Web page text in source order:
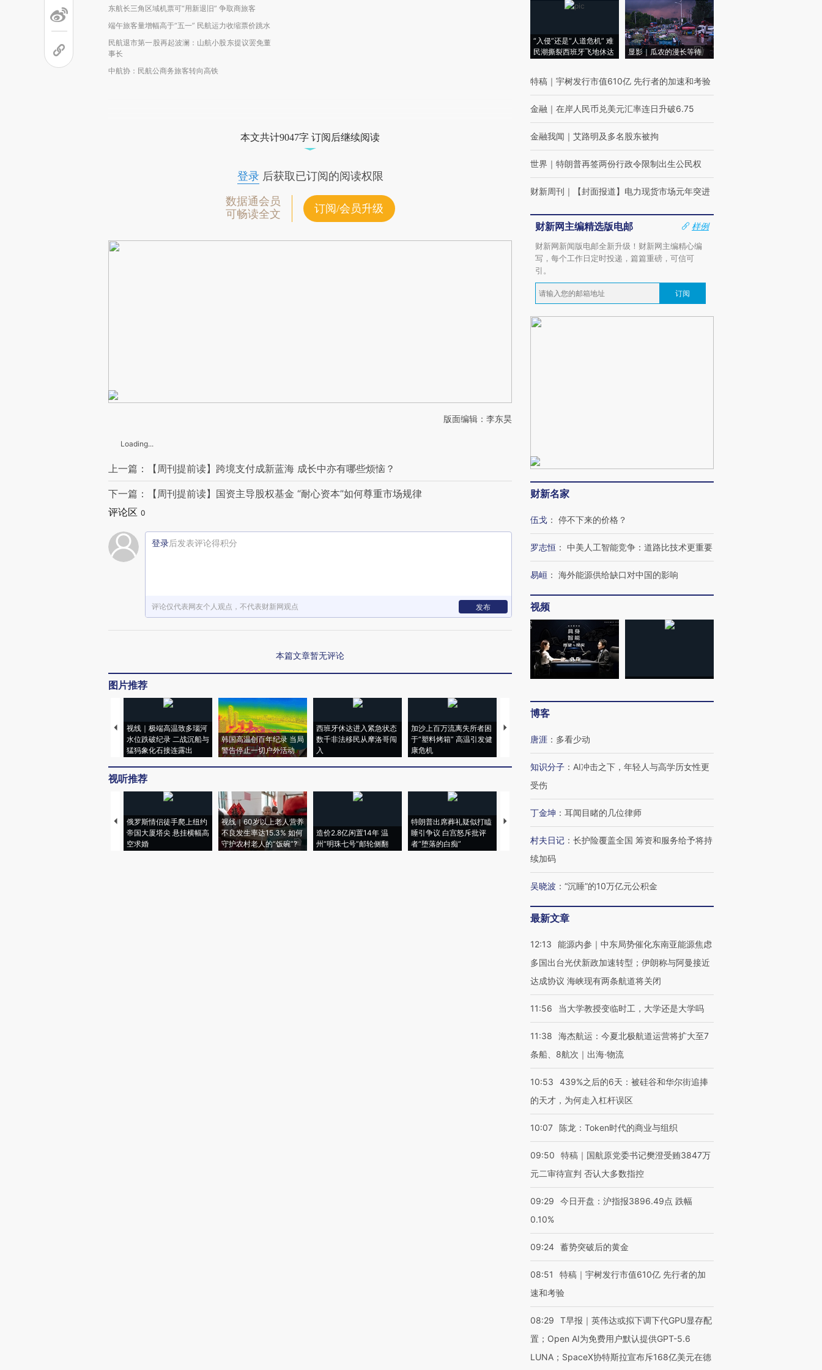
东航长三角区域机票可“用新退旧” 争取商旅客
端午旅客量增幅高于“五一” 民航运力收缩票价跳水
民航退市第一股再起波澜：山航小股东提议罢免董
事长
中航协：民航公商务旅客转向高铁
本文共计9047字 订阅后继续阅读
登录后获取已订阅的阅读权限
数据通会员
可畅读全文
订阅/会员升级
版面编辑：李东昊
Loading...
上一篇：【周刊提前读】跨境支付成新蓝海 成长中亦有哪些烦恼？
下一篇：【周刊提前读】国资主导股权基金 “耐心资本”如何尊重市场规律
评论区 0
登录后发表评论得积分
评论仅代表网友个人观点，不代表财新网观点 发布
本篇文章暂无评论
图片推荐
视线｜极端高温致多瑙河
水位跌破纪录 二战沉船与
猛犸象化石接连露出
韩国高温创百年纪录 当局
警告停止一切户外活动
西班牙休达进入紧急状态
数千非法移民从摩洛哥闯
入
加沙上百万流离失所者困
于“塑料烤箱” 高温引发健
康危机
视线｜HYROX的吸金
术：是什么让中产们甘
视听推荐
俄罗斯情侣徒手爬上纽约
帝国大厦塔尖 悬挂横幅高
空求婚
视线｜60岁以上老人营养
不良发生率达15.3% 如何
守护农村老人的“饭碗”?
造价2.8亿闲置14年 温
州“明珠七号”邮轮侧翻
特朗普出席葬礼疑似打瞌
睡引争议 白宫怒斥批评
者“堕落的白痴”
视线｜全球最热百城独占
阿根廷3-0阿尔及利亚
兹奖得主的“非天才”拼图
“入侵”还是“人道危机” 难
民潮撕裂西班牙飞地休达
显影｜瓜农的漫长等待
特稿 ｜ 宇树发行市值610亿 先行者的加速和考验
金融 ｜ 在岸人民币兑美元汇率连日升破6.75
金融我闻 ｜ 艾路明及多名股东被拘
世界 ｜ 特朗普再签两份行政令限制出生公民权
财新周刊 ｜ 【封面报道】电力现货市场元年突进
财新网主编精选版电邮
样例
财新网新闻版电邮全新升级！财新网主编精心编
写，每个工作日定时投递，篇篇重磅，可信可
引。
订阅
财新名家
伍戈 ： 停不下来的价格？
罗志恒 ： 中美人工智能竞争：道路比技术更重要
易峘 ： 海外能源供给缺口对中国的影响
视频
博客
唐涯 ： 多看少动
知识分子 ： AI冲击之下，年轻人与高学历女性更
受伤
丁金坤 ： 耳闻目睹的几位律师
村夫日记 ： 长护险覆盖全国 筹资和服务给予将持
续加码
吴晓波 ： “沉睡”的10万亿元公积金
最新文章
12:13
能源内参｜中东局势催化东南亚能源焦虑
多国出台光伏新政加速转型；伊朗称与阿曼接近
达成协议 海峡现有两条航道将关闭
11:56 当大学教授变临时工，大学还是大学吗
11:38
海杰航运：今夏北极航道运营将扩大至7
条船、8航次｜出海·物流
10:53
439%之后的6天：被硅谷和华尔街追捧
的天才，为何走入杠杆误区
10:07 陈龙：Token时代的商业与组织
09:50
特稿｜国航原党委书记樊澄受贿3847万
元二审待宣判 否认大多数指控
09:29
今日开盘：沪指报3896.49点 跌幅
0.10%
09:24 蓄势突破后的黄金
08:51
特稿｜宇树发行市值610亿 先行者的加
速和考验
08:29
T早报｜英伟达或拟下调下代GPU显存配
置；Open AI为免费用户默认提供GPT-5.6
LUNA；SpaceX协特斯拉宣布斥168亿美元在德